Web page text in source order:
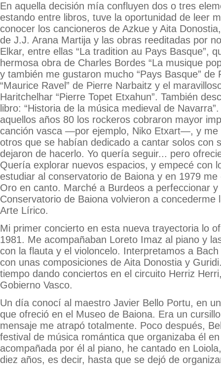
En aquella decisión mía confluyen dos o tres
estando entre libros, tuve la oportunidad de leer
conocer los cancioneros de Azkue y Aita
de J.J. Arana Martija y las obras reeditadas por
Elkar, entre ellas “La tradition au Pays Basque”,
hermosa obra de Charles Bordes “La musique
y también me gustaron mucho “Pays Basque” de
“Maurice Ravel” de Pierre Narbaitz y el
Haritchelhar “Pierre Topet Etxahun”. También
libro: “Historia de la música medieval de
aquellos años 80 los rockeros cobraron mayor
canción vasca —por ejemplo, Niko Etxart—, y me
otros que se habían dedicado a cantar solos con
dejaron de hacerlo. Yo quería seguir... pero
Quería explorar nuevos espacios, y empecé con
estudiar al conservatorio de Baiona y en 1979
Oro en canto. Marché a Burdeos a perfeccionar
Conservatorio de Baiona volvieron a concederme
Arte Lírico.
Mi primer concierto en esta nueva trayectoria lo
1981. Me acompañaban Loreto Imaz al piano y
con la flauta y el violoncelo. Interpretamos a
con unas composiciones de Aita Donostia y
tiempo dando conciertos en el circuito Herriz
Gobierno Vasco.
Un día conocí al maestro Javier Bello Portu, en
que ofreció en el Museo de Baiona. Era un
mensaje me atrapó totalmente. Poco después,
festival de música romántica que organizaba él
acompañada por él al piano, he cantado en
diez años, es decir, hasta que se dejó de